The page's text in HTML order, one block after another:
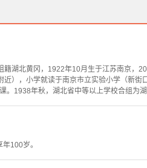
湖北黄冈，1922年10月生于江苏南京，
），小学就读于南京市立实验小学（新街
。1938年秋，湖北省中等以上学校合组为
100岁。